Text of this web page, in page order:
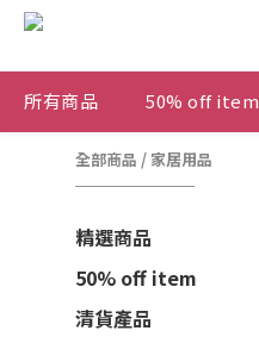
所有商品 50% off item
全部商品 / 家居用品
精選商品
50% off item
清貨產品